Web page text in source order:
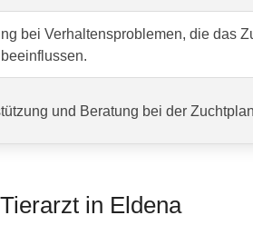
bei Verhaltensproblemen, die das
und Beratung bei der
in Eldena